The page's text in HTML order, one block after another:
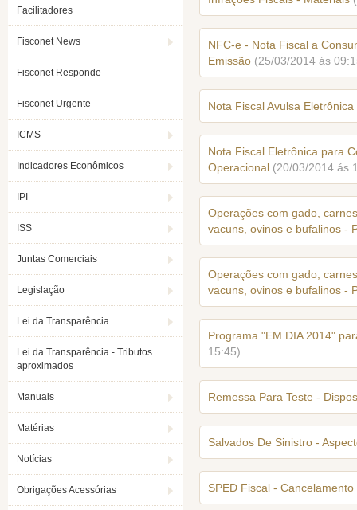
Facilitadores
Fisconet News
Fisconet Responde
Fisconet Urgente
ICMS
Indicadores Econômicos
IPI
ISS
Juntas Comerciais
Legislação
Lei da Transparência
Lei da Transparência - Tributos
aproximados
Manuais
Matérias
Notícias
Obrigações Acessórias
NFC-e - Nota Fiscal a
Emissão (25/03/2014 ás
Nota Fiscal Avulsa Eletrônica
Nota Fiscal Eletrônica para
Operacional (20/03/2014 ás
Operações com gado,
vacuns, ovinos e bufalinos -
Operações com gado,
vacuns, ovinos e bufalinos -
Programa "EM DIA 2014"
15:45)
Remessa Para Teste -
Salvados De Sinistro -
SPED Fiscal -